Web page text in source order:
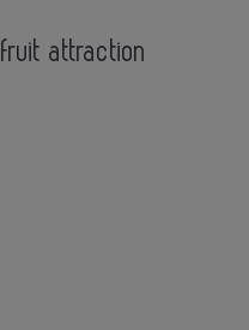
attraction